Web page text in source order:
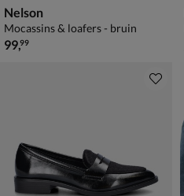
Nelson
Mocassins & loafers - bruin
€ 99,99
99,99